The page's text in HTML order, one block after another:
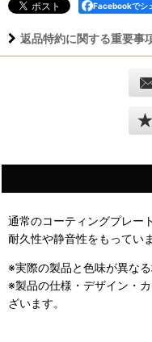
Facebookでシ
返品特約に関する重要事
通常のコーティングプレー
耐久性や静音性をもっていま
※実際の製品と色味が異なる
※製品の仕様・デザイン・
ざいます。